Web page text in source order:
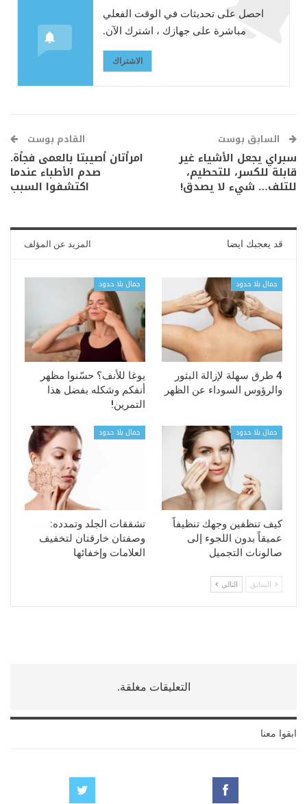
احصل على تحديثات في الوقت الفعلي
مباشرة على جهازك ، اشترك الآن.
الاشتراك
السابق بوست
سبراي يجعل الأشياء غير
قابلة للكسر، للتحطيم،
للتلف… شيء لا يصدق!
القادم بوست
امرأتان أصيبتا بالعمى فجأة.
صدم الأطباء عندما
اكتشفوا السبب
قد يعجبك ايضا المزيد عن المؤلف
جمال بلا حدود
4 طرق سهلة لإزالة البثور
والرؤوس السوداء عن الظهر
جمال بلا حدود
يوغا للأنف؟ حسّنوا مظهر
أنفكم وشكله بفضل هذا
التمرين!
جمال بلا حدود
كيف تنظفين وجهك تنظيفاً
عميقاً بدون اللجوء إلى
صالونات التجميل
جمال بلا حدود
تشققات الجلد وتمدده:
وصفتان خارقتان لتخفيف
العلامات وإخفائها
السابق التالي
التعليقات مغلقة.
ابقوا معنا